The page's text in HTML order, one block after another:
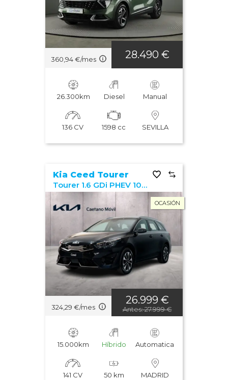
360,94 €/mes 28.490 €
26.300km Diesel Manual
136 CV 1598 cc SEVILLA
Kia Ceed Tourer
Tourer 1.6 GDi PHEV 104kW (141CV) eDrive
OCASIÓN
324,29 €/mes
26.999 €
Antes: 27.999 €
15.000km Híbrido Automatica
141 CV 50 km MADRID